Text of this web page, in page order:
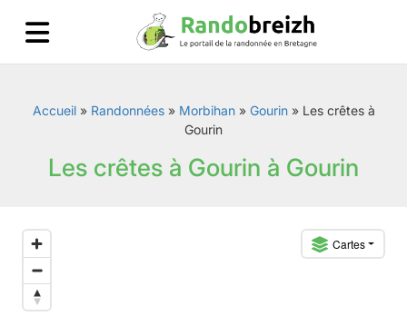
Accueil» Randonnées» Morbihan» Gourin» Les crêtes à
Gourin
Les crêtes à Gourin à Gourin
Cartes